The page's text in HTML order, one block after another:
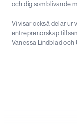
och dig som blivande
Vi visar också delar ur
entreprenörskap
Vanessa Lindblad och